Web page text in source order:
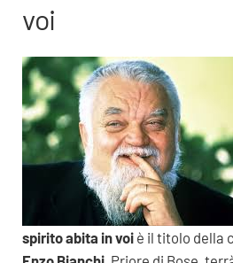
voi
spirito abita in voiè il titolo della